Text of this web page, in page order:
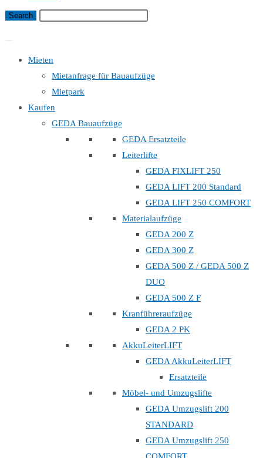
Mieten
Mietanfrage für Bauaufzüge
Mietpark
Kaufen
GEDA Bauaufzüge
GEDA Ersatzteile
Leiterlifte
GEDA FIXLIFT 250
GEDA LIFT 200 Standard
GEDA LIFT 250 COMFORT
Materialaufzüge
GEDA 200 Z
GEDA 300 Z
GEDA 500 Z / GEDA 500 Z
DUO
GEDA 500 Z F
Kranführeraufzüge
GEDA 2 PK
AkkuLeiterLIFT
GEDA AkkuLeiterLIFT
Ersatzteile
Möbel- und Umzugslifte
GEDA Umzugslift 200
STANDARD
GEDA Umzugslift 250